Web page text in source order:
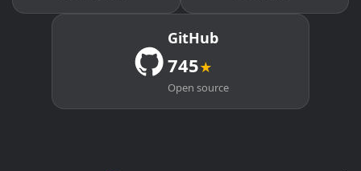
GitHub
745★
Open source